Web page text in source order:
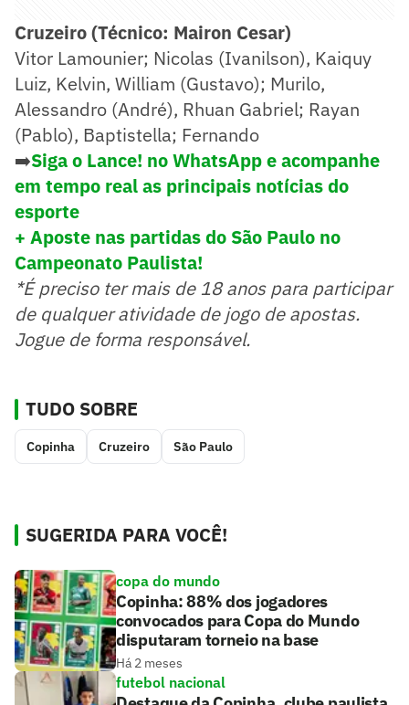
Cruzeiro (Técnico: Mairon Cesar)
Vitor Lamounier; Nicolas (Ivanilson), Kaiquy
Luiz, Kelvin, William (Gustavo); Murilo,
Alessandro (André), Rhuan Gabriel; Rayan
(Pablo), Baptistella; Fernando
➡️Siga o Lance! no WhatsApp e acompanhe
em tempo real as principais notícias do
esporte
+ Aposte nas partidas do São Paulo no
Campeonato Paulista!
*É preciso ter mais de 18 anos para participar
de qualquer atividade de jogo de apostas.
Jogue de forma responsável.
TUDO SOBRE
Copinha Cruzeiro São Paulo
SUGERIDA PARA VOCÊ!
copa do mundo
Copinha: 88% dos jogadores
convocados para Copa do Mundo
disputaram torneio na base
Há 2 meses
futebol nacional